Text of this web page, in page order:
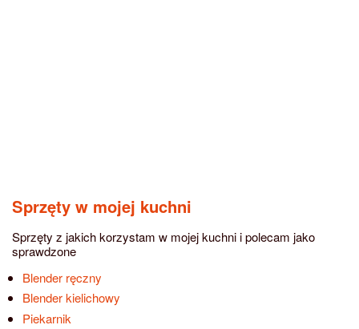
Sprzęty w mojej kuchni
Sprzęty z jakich korzystam w mojej kuchni i polecam jako
sprawdzone
Blender ręczny
Blender kielichowy
Piekarnik